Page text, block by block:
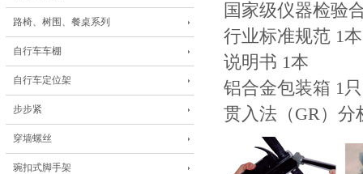
路椅、树围、餐桌系列
自行车车棚
自行车定位架
步步紧
穿墙螺丝
琬扣式脚手架
国家级仪器检验
行业标准规范 1
说明书 1本
铝合金包装箱 1
贯入法（GR）